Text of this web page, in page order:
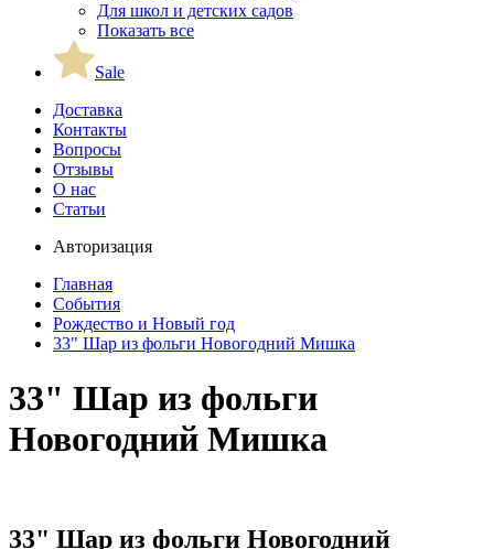
Для школ и детских садов
Показать все
Sale
Доставка
Контакты
Вопросы
Отзывы
О нас
Статьи
Авторизация
Главная
События
Рождество и Новый год
33" Шар из фольги Новогодний Мишка
33" Шар из фольги
Новогодний Мишка
33" Шар из фольги Новогодний